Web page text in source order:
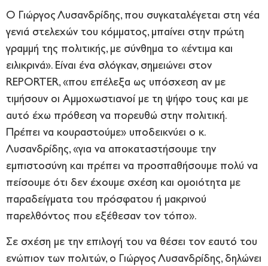
Ο Γιώργος Λυσανδρίδης, που συγκαταλέγεται στη νέα
γενιά στελεχών του κόμματος, μπαίνει στην πρώτη
γραμμή της πολιτικής, με σύνθημα το «έντιμα και
ειλικρινά». Είναι ένα σλόγκαν, σημειώνει στον
REPORTER, «που επέλεξα ως υπόσχεση αν με
τιμήσουν οι Αμμοχωστιανοί με τη ψήφο τους και με
αυτό έχω πρόθεση να πορευθώ στην πολιτική.
Πρέπει να κουραστούμε» υποδεικνύει ο κ.
Λυσανδρίδης, «για να αποκαταστήσουμε την
εμπιστοσύνη και πρέπει να προσπαθήσουμε πολύ να
πείσουμε ότι δεν έχουμε σχέση και ομοιότητα με
παραδείγματα του πρόσφατου ή μακρινού
παρελθόντος που εξέθεσαν τον τόπο».
Σε σχέση με την επιλογή του να θέσει τον εαυτό του
ενώπιον των πολιτών, ο Γιώργος Λυσανδρίδης, δηλώνει